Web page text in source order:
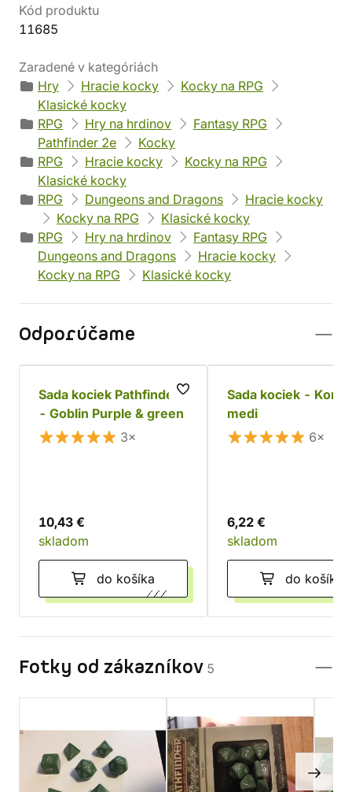
Kód produktu
11685
Zaradené v kategóriách
Hry
Hracie kocky
Kocky na RPG
Klasické kocky
RPG
Hry na hrdinov
Fantasy RPG
Pathfinder 2e
Kocky
RPG
Hracie kocky
Kocky na RPG
Klasické kocky
RPG
Dungeons and Dragons
Hracie kocky
Kocky na RPG
Klasické kocky
RPG
Hry na hrdinov
Fantasy RPG
Dungeons and Dragons
Hracie kocky
Kocky na RPG
Klasické kocky
Odporúčame
Sada kociek Pathfinder
- Goblin Purple & green
3×
10,43 €
skladom
do košíka
Sada kociek -
medi
6×
6,22 €
skladom
do košíka
Fotky od zákazníkov 5